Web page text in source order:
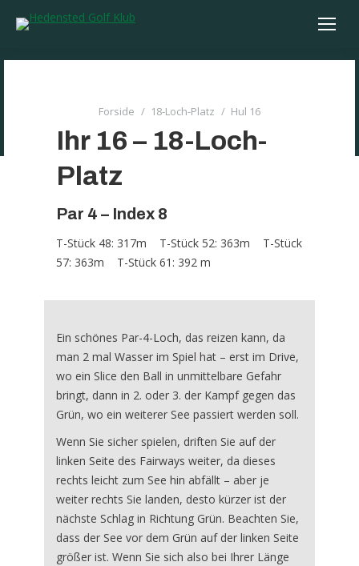
You are here:
Forside 18-Loch-Platz Hul 16
Ihr 16 – 18-Loch-
Platz
Par 4 – Index 8
T-Stück 48: 317m T-Stück 52: 363m T-Stück
57: 363m T-Stück 61: 392 m
Ein schönes Par-4-Loch, das reizen kann, da
man 2 mal Wasser im Spiel hat – erst im Drive,
wo ein Slice den Ball in unmittelbare Gefahr
bringt, dann in 2. oder 3. der Kampf gegen das
Grün, wo ein weiterer See passiert werden soll.
Wenn Sie sicher spielen, driften Sie auf der
linken Seite des Fairways weiter, da dieses
rechts leicht zum See hin abfällt – aber je
weiter rechts Sie landen, desto kürzer ist der
nächste Schlag in Richtung Grün. Beachten Sie,
dass der See vor dem Grün auf der linken Seite
größer ist. Wenn Sie sich also bei Ihrer Länge